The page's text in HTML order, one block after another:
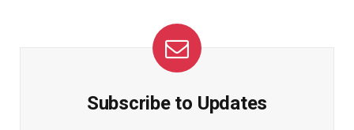
Subscribe to Updates